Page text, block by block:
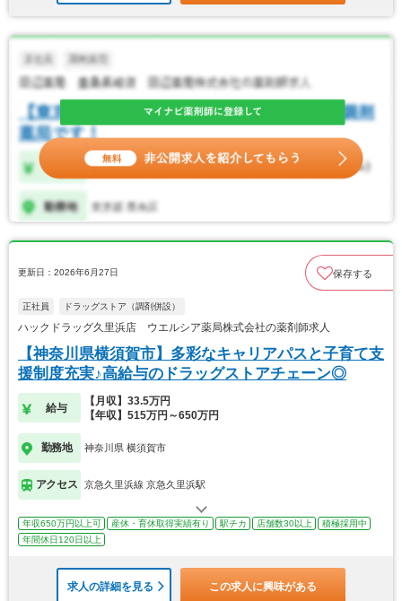
更新日：2026年6月27日 保存する
正社員 ドラッグストア（調剤併設）
ハックドラッグ久里浜店 ウエルシア薬局株式会社の薬剤師求人
【神奈川県横須賀市】多彩なキャリアパスと子育て支
援制度充実♪高給与のドラッグストアチェーン◎
給与
【月収】33.5万円
【年収】515万円～650万円
勤務地 神奈川県 横須賀市
アクセス 京急久里浜線 京急久里浜駅
年収650万円以上可 産休・育休取得実績有り 駅チカ 店舗数30以上
積極採用中
年間休日120日以上
求人の詳細を見る この求人に興味がある